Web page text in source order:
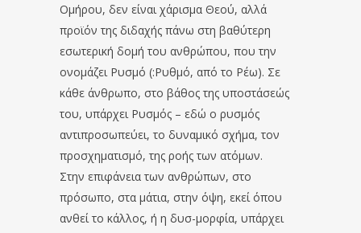
Ομήρου, δεν είναι χάρισμα Θεού, αλλά
προϊόν της διδαχής πάνω στη βαθύτερη
εσωτερική δομή του ανθρώπου, που την
ονομάζει Ρυσμό (:Ρυθμό, από το Ρέω). Σε
κάθε άνθρωπο, στο βάθος της υποστάσεώς
του, υπάρχει Ρυσμός – εδώ ο ρυσμός
αντιπροσωπεύει, το δυναμικό σχήμα, τον
προσχηματισμό, της ροής των ατόμων.
Στην επιφάνεια των ανθρώπων, στο
πρόσωπο, στα μάτια, στην όψη, εκεί όπου
ανθεί το κάλλος, ή η δυσ-μορφία, υπάρχει